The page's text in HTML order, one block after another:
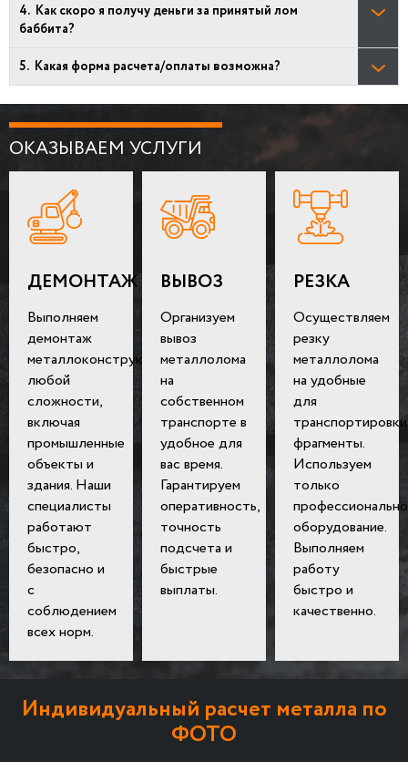
Как скоро я получу деньги за принятый лом
баббита?
Какая форма расчета/оплаты возможна?
ОКАЗЫВАЕМ УСЛУГИ
ДЕМОНТАЖ
Выполняем
демонтаж
металлоконструкций
любой
сложности,
включая
промышленные
объекты и
здания. Наши
специалисты
работают
быстро,
безопасно и
с
соблюдением
всех норм.
ВЫВОЗ
Организуем
вывоз
металлолома
на
собственном
транспорте в
удобное для
вас время.
Гарантируем
оперативность,
точность
подсчета и
быстрые
выплаты.
РЕЗКА
Осуществляем
резку
металлолома
на удобные
для
транспортировки
фрагменты.
Используем
только
оборудование.
Выполняем
работу
быстро и
качественно.
Индивидуальный расчет металла по
ФОТО